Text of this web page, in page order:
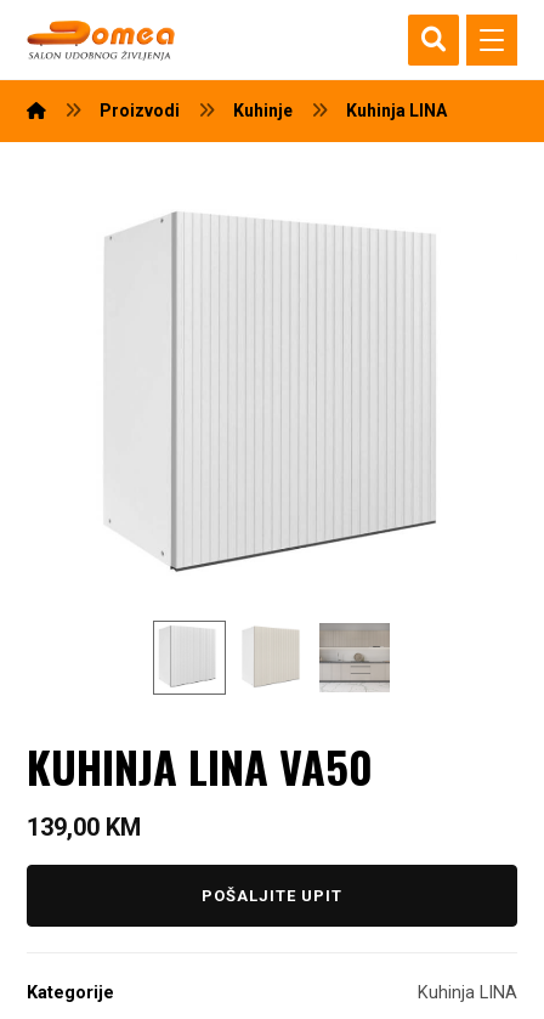
Proizvodi Kuhinje Kuhinja LINA
KUHINJA LINA VA50
139,00 KM
POŠALJITE UPIT
Kategorije Kuhinja LINA